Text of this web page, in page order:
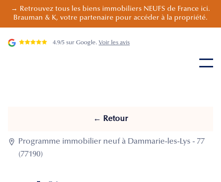
→ Retrouvez tous les biens immobiliers NEUFS de France ici.
Brauman & K, votre partenaire pour accéder à la propriété.
4.9/5 sur Google. Voir les avis
← Retour

Programme immobilier neuf à Dammarie-les-Lys - 77
(77190)